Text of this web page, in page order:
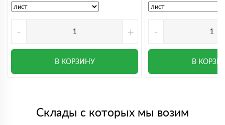
- +
В КОРЗИНУ
-
В
Склады с которых мы возим